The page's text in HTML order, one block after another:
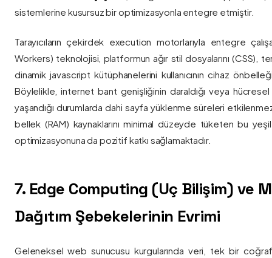
sistemlerine kusursuz bir optimizasyonla entegre etmiştir.
Tarayıcıların çekirdek execution motorlarıyla entegre
Workers) teknolojisi, platformun ağır stil dosyalarını (CSS),
dinamik javascript kütüphanelerini kullanıcının cihaz
Böylelikle, internet bant genişliğinin daraldığı veya
yaşandığı durumlarda dahi sayfa yüklenme süreleri
bellek (RAM) kaynaklarını minimal düzeyde tüketen bu yeşil
optimizasyonuna da pozitif katkı sağlamaktadır.
7. Edge Computing (Uç Bilişim) ve
Dağıtım Şebekelerinin Evrimi
Geleneksel web sunucusu kurgularında veri, tek bir